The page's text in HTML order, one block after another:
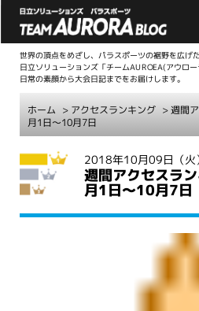
世界の頂点をめざし、パラスポーツの裾野を広げ
日立ソリューションズ「チームAUROEA(アウロー
日常の素顔から大会日記までをお届けします。
ホーム > アクセスランキング > 週間
月1日～10月7日
2018年10月09日（火
週間アクセスラ
月1日～10月7日